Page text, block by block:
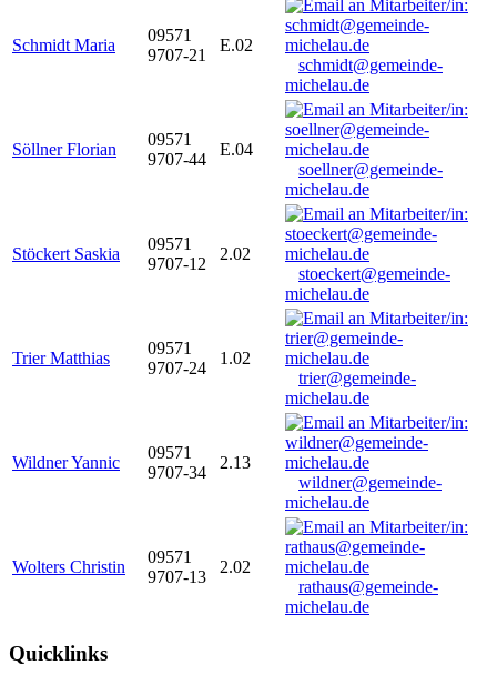
Schmidt Maria
09571
9707-21
E.02
schmidt@gemeinde-
michelau.de
Söllner Florian
09571
9707-44
E.04
soellner@gemeinde-
michelau.de
Stöckert Saskia
09571
9707-12
2.02
stoeckert@gemeinde-
michelau.de
Trier Matthias
09571
9707-24
1.02
trier@gemeinde-
michelau.de
Wildner Yannic
09571
9707-34
2.13
wildner@gemeinde-
michelau.de
Wolters Christin
09571
9707-13
2.02
rathaus@gemeinde-
michelau.de
Quicklinks